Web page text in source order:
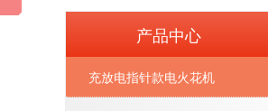
产品中心
充放电指针款电火花机